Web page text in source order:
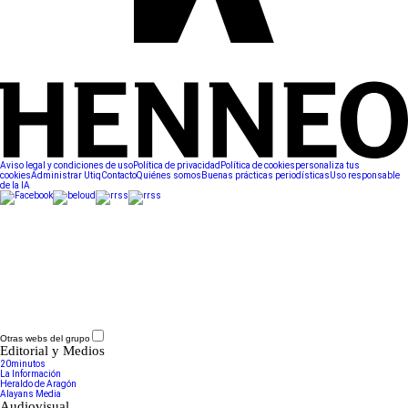
Aviso legal y condiciones de usoPolítica de privacidad Política de cookiespersonaliza tus
cookiesAdministrar UtiqContactoQuiénes somos Buenas prácticas periodísticasUso responsable
de la IA
Otras webs del grupo
Editorial y Medios
20minutos
La Información
Heraldo de Aragón
Alayans Media